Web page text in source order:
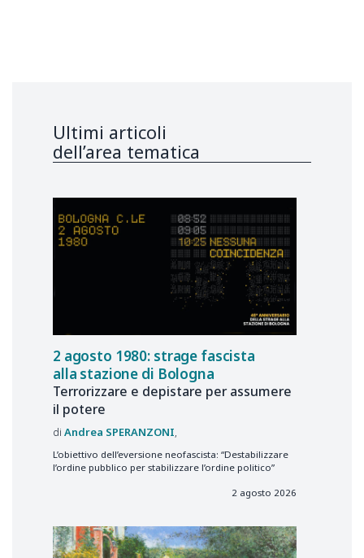
Ultimi articoli
dell’area tematica
2 agosto 1980: strage fascista
alla stazione di Bologna
Terrorizzare e depistare per assumere
il potere
Andrea SPERANZONI
L’obiettivo dell’eversione neofascista: “Destabilizzare
l’ordine pubblico per stabilizzare l’ordine politico”
2 agosto 2026